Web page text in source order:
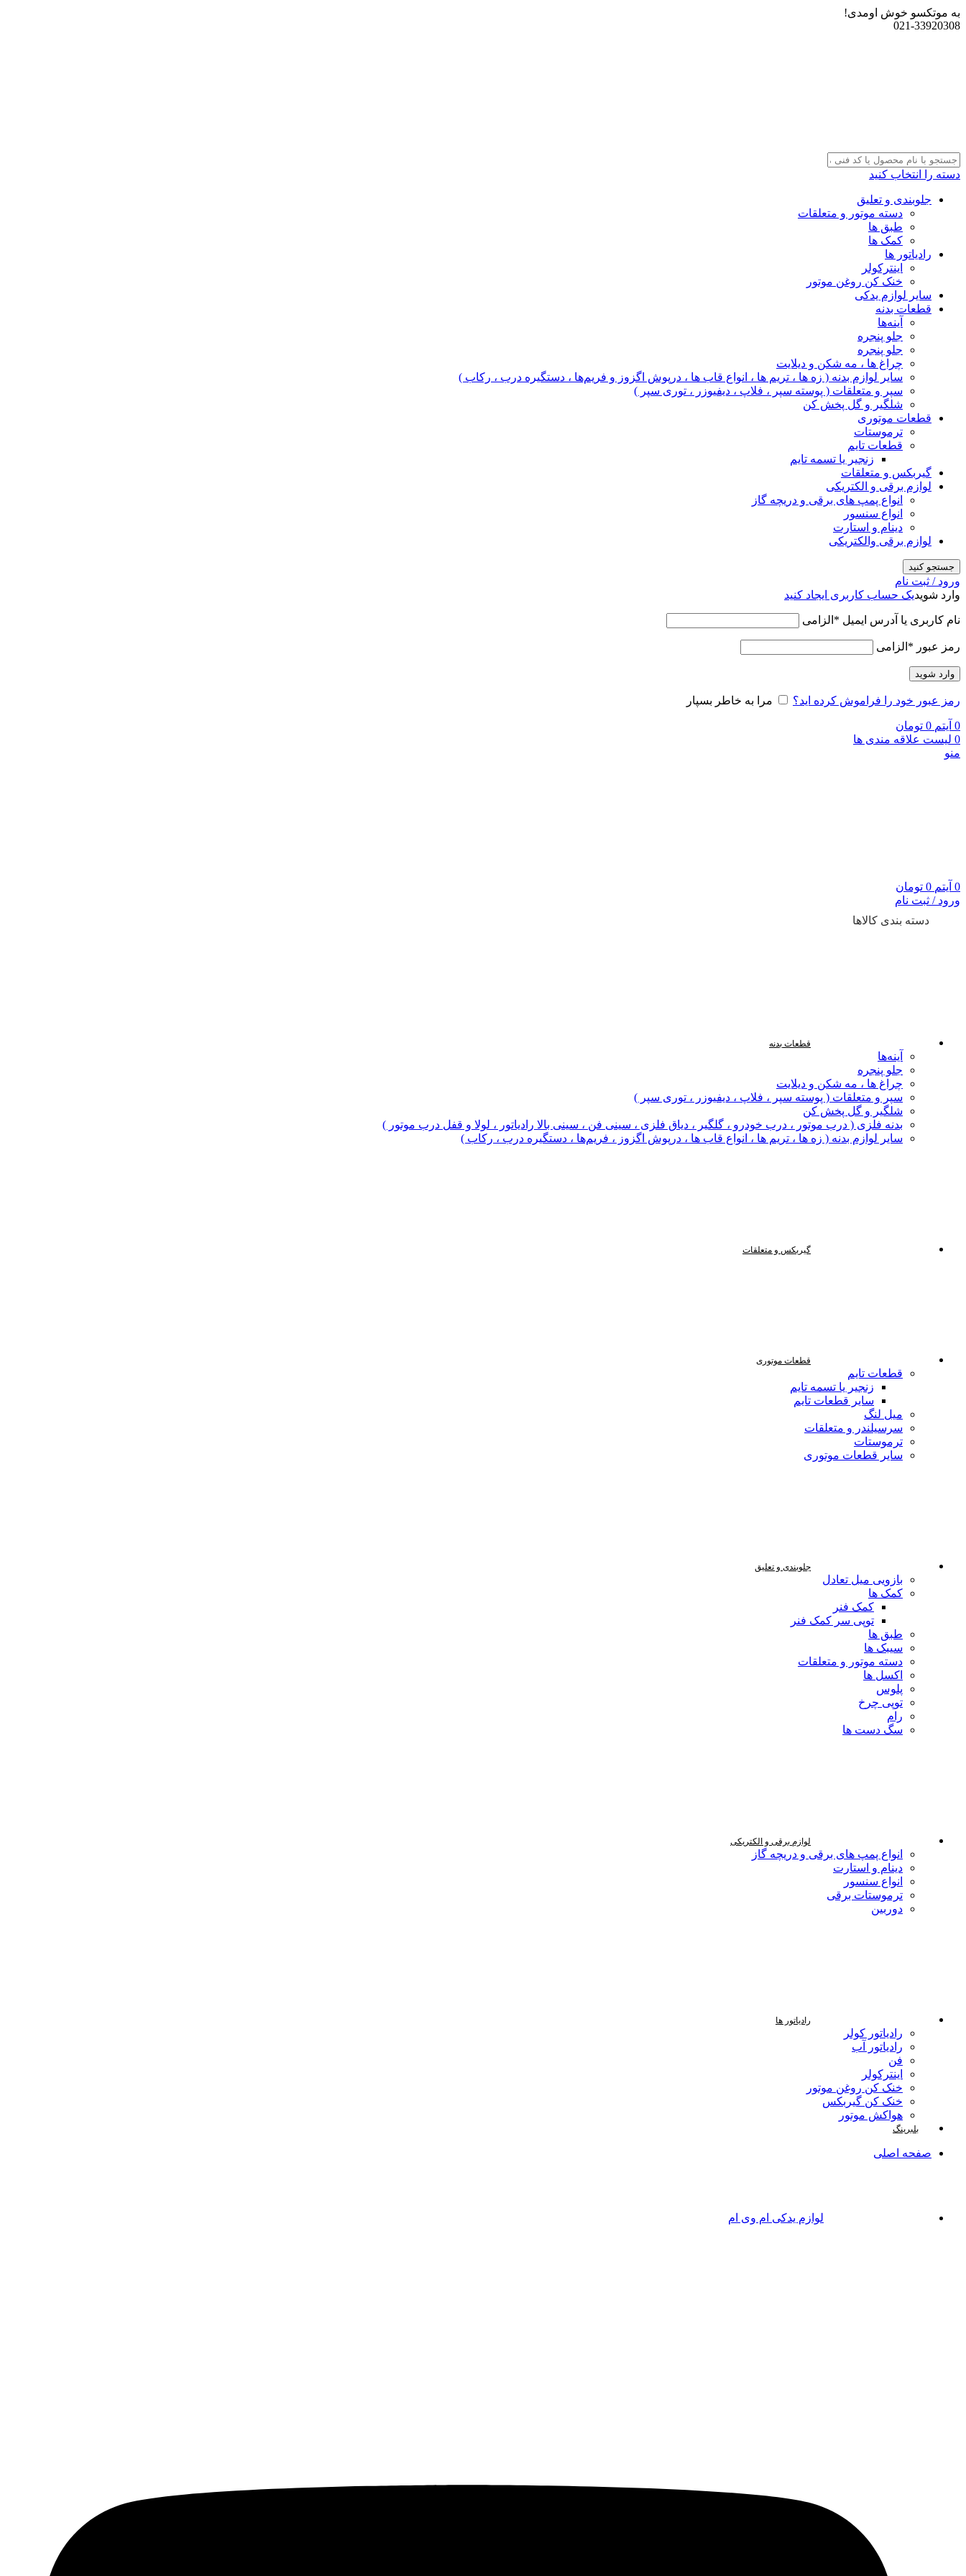
به موتکسو خوش اومدی!
021-33920308
دسته را انتخاب کنید
جلوبندی و تعلیق
دسته موتور و متعلقات
طبق ها
کمک ها
رادیاتور ها
اینترکولر
خنک کن روغن موتور
سایر لوازم یدکی
قطعات بدنه
آینه‌ها
جلو پنجره
جلو پنجره
چراغ‌ ها ، مه‌ شکن و دیلایت
سایر لوازم بدنه ( زه ها ، تریم ها ، انواع قاب ها ، درپوش اگزوز و فریم‌ها ، دستگیره درب ، رکاب )
سپر و متعلقات ( پوسته سپر ، فلاپ ، دیفیوزر ، توری سپر )
شلگیر و گل‌ پخش‌ کن
قطعات موتوری
ترموستات
قطعات تایم
زنجیر یا تسمه تایم
گیربکس و متعلقات
لوازم برقی و الکتریکی
انواع پمپ های برقی و دریچه گاز
انواع سنسور
دینام و استارت
لوازم برقی والکتریکی
جستجو کنید
ورود / ثبت نام
وارد شویدیک حساب کاربری ایجاد کنید
نام کاربری یا آدرس ایمیل * الزامی
رمز عبور * الزامی
وارد شوید
رمز عبور خود را فراموش کرده اید؟ مرا به خاطر بسپار
0 آیتم 0 تومان
0 لیست علاقه مندی ها
منو
0 آیتم 0 تومان
ورود / ثبت نام
دسته بندی کالاها
قطعات بدنه
آینه‌ها
جلو پنجره
چراغ‌ ها ، مه‌ شکن و دیلایت
سپر و متعلقات ( پوسته سپر ، فلاپ ، دیفیوزر ، توری سپر )
شلگیر و گل‌ پخش‌ کن
بدنه فلزی ( درب موتور ، درب خودرو ، گلگیر ، دیاق فلزی ، سینی فن ، سینی بالا رادیاتور ، لولا و قفل درب موتور )
سایر لوازم بدنه ( زه ها ، تریم ها ، انواع قاب ها ، درپوش اگزوز ، فریم‌ها ، دستگیره درب ، رکاب )
گیربکس و متعلقات
قطعات موتوری
قطعات تایم
زنجیر یا تسمه تایم
سایر قطعات تایم
میل لنگ
سرسیلندر و متعلقات
ترموستات
سایر قطعات موتوری
جلوبندی و تعلیق
بازویی میل تعادل
کمک ها
کمک فنر
توپی سر کمک فنر
طبق ها
سیبک ها
دسته موتور و متعلقات
اکسل ها
پلوس
توپی چرخ
رام
سگ دست ها
لوازم برقی و الکتریکی
انواع پمپ های برقی و دریچه گاز
دینام و استارت
انواع سنسور
ترموستات برقی
دوربین
رادیاتور ها
رادیاتور کولر
رادیاتور آب
فن
اینترکولر
خنک کن روغن موتور
خنک کن گیربکس
هواکش موتور
بلبرینگ
صفحه اصلی
لوازم یدکی ام وی ام